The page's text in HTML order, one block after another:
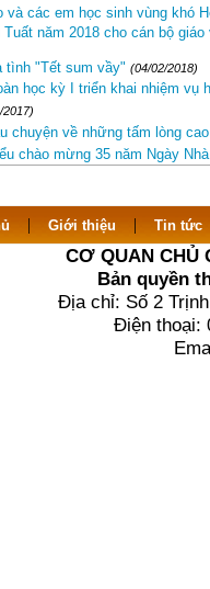
các em học sinh vùng khó
năm 2018 cho cán bộ
tình "Tết sum vầy" (04/02/2018)
học kỳ I triển khai nhiệm vụ
2017)
chuyện về những tấm lòng
chào mừng 35 năm Ngày
| Giới thiệu | Tin tức
CƠ QUAN CHỦ
Bản quyền
Địa chỉ: Số 2
Điện